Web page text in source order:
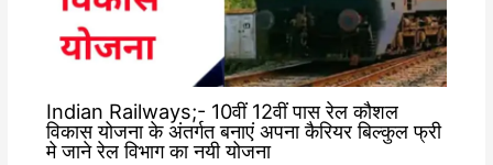
Indian Railways;- 10वीं 12वीं पास रेल कौशल
विकास योजना के अंतर्गत बनाएं अपना कैरियर बिल्कुल फ्री
मे जाने रेल विभाग का नयी योजना